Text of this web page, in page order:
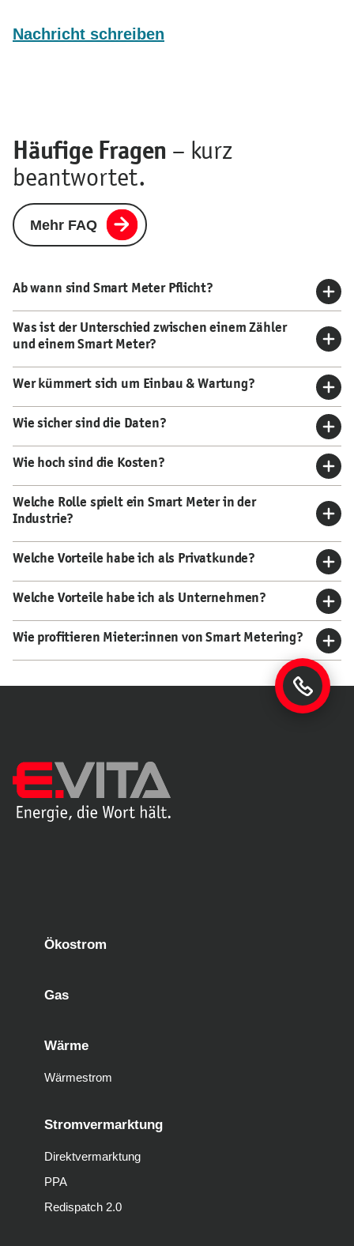
Nachricht schreiben
Häufige Fragen – kurz
beantwortet.
Mehr FAQ
Ab wann sind Smart Meter Pflicht?
Was ist der Unterschied zwischen einem Zähler
und einem Smart Meter?
Wer kümmert sich um Einbau & Wartung?
Wie sicher sind die Daten?
Wie hoch sind die Kosten?
Welche Rolle spielt ein Smart Meter in der
Industrie?
Welche Vorteile habe ich als Privatkunde?
Welche Vorteile habe ich als Unternehmen?
Wie profitieren Mieter:innen von Smart Metering?
Ökostrom
Gas
Wärme
Wärmestrom
Stromvermarktung
Direktvermarktung
PPA
Redispatch 2.0